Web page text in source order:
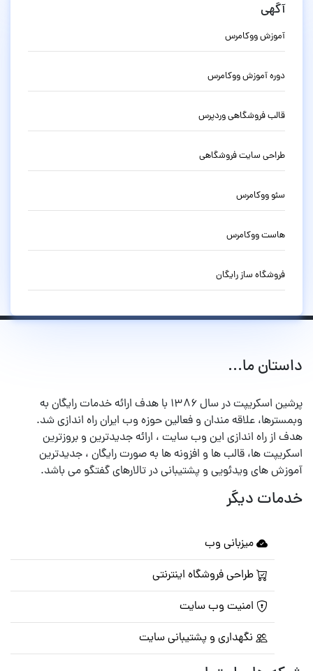
آگهی
آموزش ووکامرس
دوره آموزش ووکامرس
قالب فروشگاهی وردپرس
طراحی سایت فروشگاهی
سئو ووکامرس
هاست ووکامرس
فروشگاه ساز رایگان
داستان ما...
پرشین اسکریپت در سال ۱۳۸۶ با هدف ارائه خدمات رایگان به
وبمسترها، علاقه مندان و فعالین حوزه وب ایران راه اندازی شد.
هدف از راه اندازی این وب سایت ، ارائه جدیدترین و بروزترین
اسکریپت ها، قالب ها و افزونه ها به صورت رایگان ، جدیدترین
آموزش های ویدئویی و پشتیبانی در تالارهای گفتگو می باشد.
خدمات دیگر
میزبانی وب
طراحی فروشگاه اینترنتی
امنیت وب سایت
نگهداری و پشتیبانی سایت